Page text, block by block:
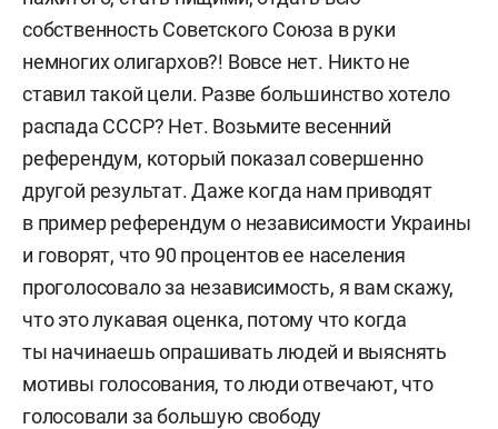
собственность Советского Союза в руки
немногих олигархов?! Вовсе нет. Никто не
ставил такой цели. Разве большинство хотело
распада СССР? Нет. Возьмите весенний
референдум, который показал совершенно
другой результат. Даже когда нам приводят
в пример референдум о независимости Украины
и говорят, что 90 процентов ее населения
проголосовало за независимость, я вам скажу,
что это лукавая оценка, потому что когда
ты начинаешь опрашивать людей и выяснять
мотивы голосования, то люди отвечают, что
голосовали за большую свободу